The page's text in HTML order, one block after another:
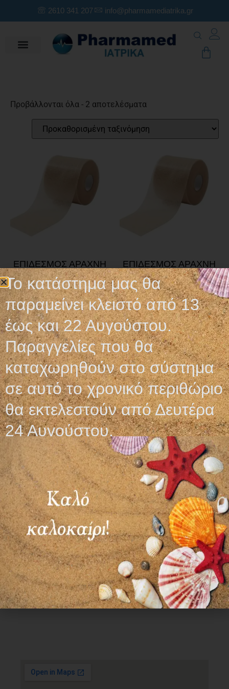
2610 341 207 info@pharmamediatrika.gr
Προβάλλονται όλα - 2 αποτελέσματα
ΕΠΙΔΕΣΜΟΣ ΑΡΑΧΝΗ
4,50€
Προσθήκη στο καλάθι
ΕΠΙΔΕΣΜΟΣ ΑΡΑΧΝΗ
4,50€
Προσθήκη στο καλάθι
Ωράριο λειτουργίας
ΕΙΔΙΚΟ ΘΕΡΙΝΟ ΩΡΑΡΙΟ
ΔΕΥ-ΠΑΡ: 09:00-14:30
ΣΑΒ – ΚΥΡ: ΚΛΕΙΣΤΑ
Χρήσιμα Links
Όροι Χρήσης
Πολιτική απορρήτου
Τρόποι πληρωμής
Τρόποι αποστολής
Πολιτική επιστροφών
Το κατάστημα μας θα
παραμείνει κλειστό από 13
έως και 22 Αυγούστου.
Παραγγελίες που θα
καταχωρηθούν στο σύστημα
σε αυτό το χρονικό περιθώριο
θα εκτελεστούν από Δευτέρα
24 Αυγούστου.